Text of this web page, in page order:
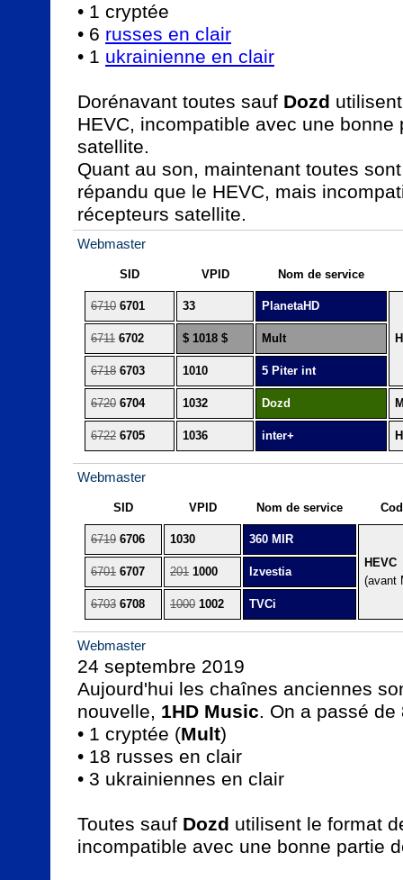
• 1 cryptée
• 6 russes en clair
• 1 ukrainienne en clair
Dorénavant toutes sauf Dozd
HEVC, incompatible avec une bonne
satellite.
Quant au son, maintenant toutes
répandu que le HEVC, mais
Webmaster
SID VPID Nom de service
6710 6701 33 PlanetaHD
6711 6702 $ 1018 $ Mult
6718 6703 1010 5 Piter int
6720 6704 1032 Dozd
6722 6705 1036 inter+
Webmaster
SID VPID Nom de service
6719 6706 1030
360 MIR
HEVC
(avant
6701 6707 201 1000 Izvestia
6703 6708 1000 1002 TVCi
Webmaster
24 septembre 2019
Aujourd'hui les chaînes anciennes
nouvelle, 1HD Music. On a passé
• 1 cryptée (Mult)
• 18 russes en clair
• 3 ukrainiennes en clair
Toutes sauf Dozd utilisent le format
incompatible avec une bonne partie